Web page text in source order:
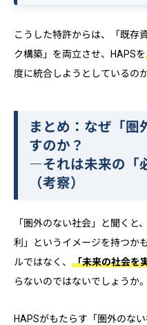
こうした特許からは、「既存
ク構築」を両立させ、HAPSを
度に統合しようとしているの
まとめ：なぜ「圏
すのか？
―それは未来の「
（考察）
「圏外のない社会」と聞くと
利」というイメージを持つか
ルではなく、 「未来の社会を
らないのではないでしょうか。
HAPSがもたらす「圏外のな